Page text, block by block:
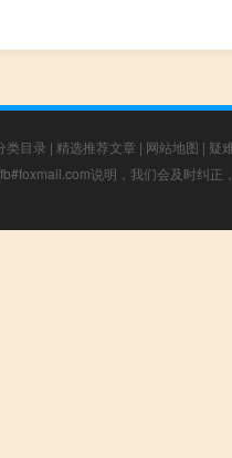
类目录 | 精选推荐文章 | 网站地图 | 疑
说明，我们会及时纠正